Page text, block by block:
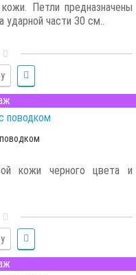
Петли предназначены
ударной части 30 см..
кожи черного цвета и